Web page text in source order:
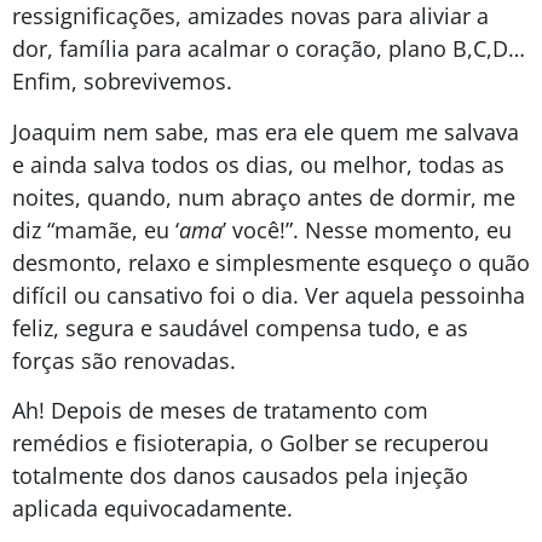
ressignificações, amizades novas para aliviar a
dor, família para acalmar o coração, plano B,C,D…
Enfim, sobrevivemos.
Joaquim nem sabe, mas era ele quem me salvava
e ainda salva todos os dias, ou melhor, todas as
noites, quando, num abraço antes de dormir, me
diz “mamãe, eu ‘ama’ você!”. Nesse momento, eu
desmonto, relaxo e simplesmente esqueço o quão
difícil ou cansativo foi o dia. Ver aquela pessoinha
feliz, segura e saudável compensa tudo, e as
forças são renovadas.
Ah! Depois de meses de tratamento com
remédios e fisioterapia, o Golber se recuperou
totalmente dos danos causados pela injeção
aplicada equivocadamente.